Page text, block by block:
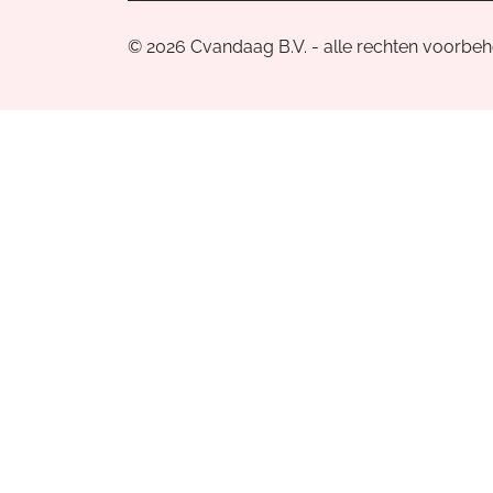
© 2026 Cvandaag B.V. - alle rechten